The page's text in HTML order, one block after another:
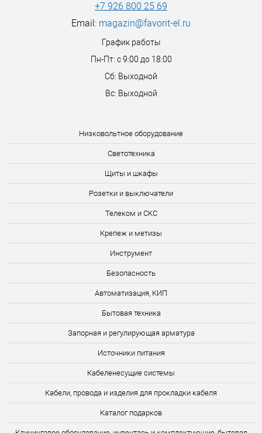
Низковольтное оборудование
Светотехника
Щиты и шкафы
Розетки и выключатели
Телеком и СКС
Крепеж и метизы
Инструмент
Безопасность
Автоматизация, КИП
Бытовая техника
Запорная и регулирующая арматура
Источники питания
Кабеленесущие системы
Кабели, провода и изделия для прокладки кабеля
Каталог подарков
+7 926 800 25 69
Email: magazin@favorit-el.ru
График работы
Пн-Пт: с 9:00 до 18:00
Сб: Выходной
Вс: Выходной